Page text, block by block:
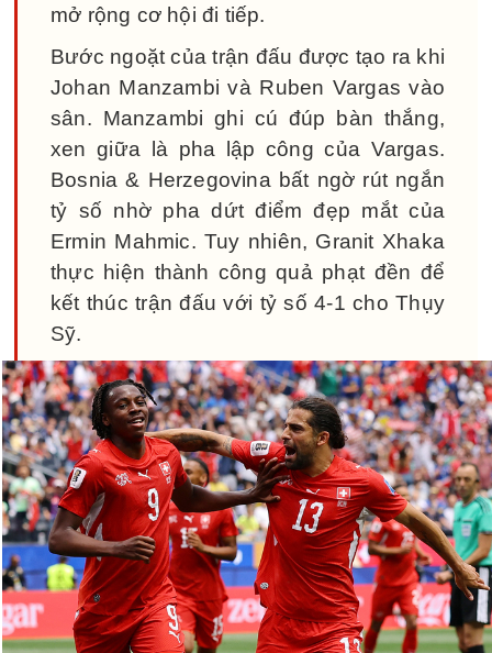
mở rộng cơ hội đi tiếp.
Bước ngoặt của trận đấu được tạo ra khi
Johan Manzambi và Ruben Vargas vào
sân. Manzambi ghi cú đúp bàn thắng,
xen giữa là pha lập công của Vargas.
Bosnia & Herzegovina bất ngờ rút ngắn
tỷ số nhờ pha dứt điểm đẹp mắt của
Ermin Mahmic. Tuy nhiên, Granit Xhaka
thực hiện thành công quả phạt đền để
kết thúc trận đấu với tỷ số 4-1 cho Thụy
Sỹ.